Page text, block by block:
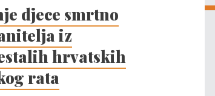
djece smrtno
iz
hrvatskih
rata